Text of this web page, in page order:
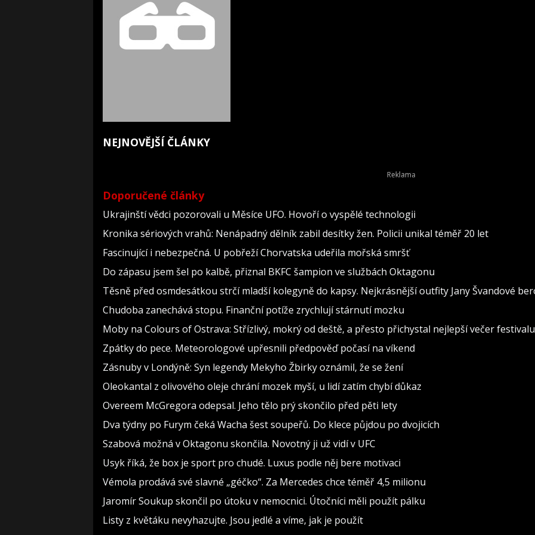
NEJNOVĚJŠÍ ČLÁNKY
Doporučené články
Ukrajinští vědci pozorovali u Měsíce UFO. Hovoří o vyspělé technologii
Kronika sériových vrahů: Nenápadný dělník zabil desítky žen. Policii unikal téměř 20 let
Fascinující i nebezpečná. U pobřeží Chorvatska udeřila mořská smršť
Do zápasu jsem šel po kalbě, přiznal BKFC šampion ve službách Oktagonu
Těsně před osmdesátkou strčí mladší kolegyně do kapsy. Nejkrásnější outfity Jany Švandové
Chudoba zanechává stopu. Finanční potíže zrychlují stárnutí mozku
Moby na Colours of Ostrava: Střízlivý, mokrý od deště, a přesto přichystal nejlepší večer festivalu
Zpátky do pece. Meteorologové upřesnili předpověď počasí na víkend
Zásnuby v Londýně: Syn legendy Mekyho Žbirky oznámil, že se žení
Oleokantal z olivového oleje chrání mozek myší, u lidí zatím chybí důkaz
Overeem McGregora odepsal. Jeho tělo prý skončilo před pěti lety
Dva týdny po Furym čeká Wacha šest soupeřů. Do klece půjdou po dvojicích
Szabová možná v Oktagonu skončila. Novotný ji už vidí v UFC
Usyk říká, že box je sport pro chudé. Luxus podle něj bere motivaci
Vémola prodává své slavné „géčko“. Za Mercedes chce téměř 4,5 milionu
Jaromír Soukup skončil po útoku v nemocnici. Útočníci měli použít pálku
Listy z květáku nevyhazujte. Jsou jedlé a víme, jak je použít